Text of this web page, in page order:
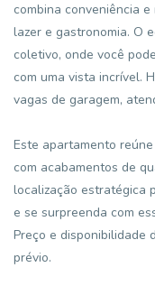
combina conveniência
lazer e gastronomia. O
coletivo, onde você
com uma vista incrível.
vagas de garagem,
Este apartamento
com acabamentos de
localização estratégica
e se surpreenda com
Preço e disponibilidade
prévio.